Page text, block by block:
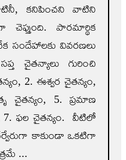
కనిపించని వాటిని
చెప్తుంది. పారమార్థిక
సందేహాలకు వివరణలు
చైతన్యాలు గురించి
2. ఈశ్వర చైతన్యం,
చైతన్యం, 5. ప్రమాణ
7. ఫల చైతన్యం. వీటిలో
కాకుండా ఒకటిగా
...